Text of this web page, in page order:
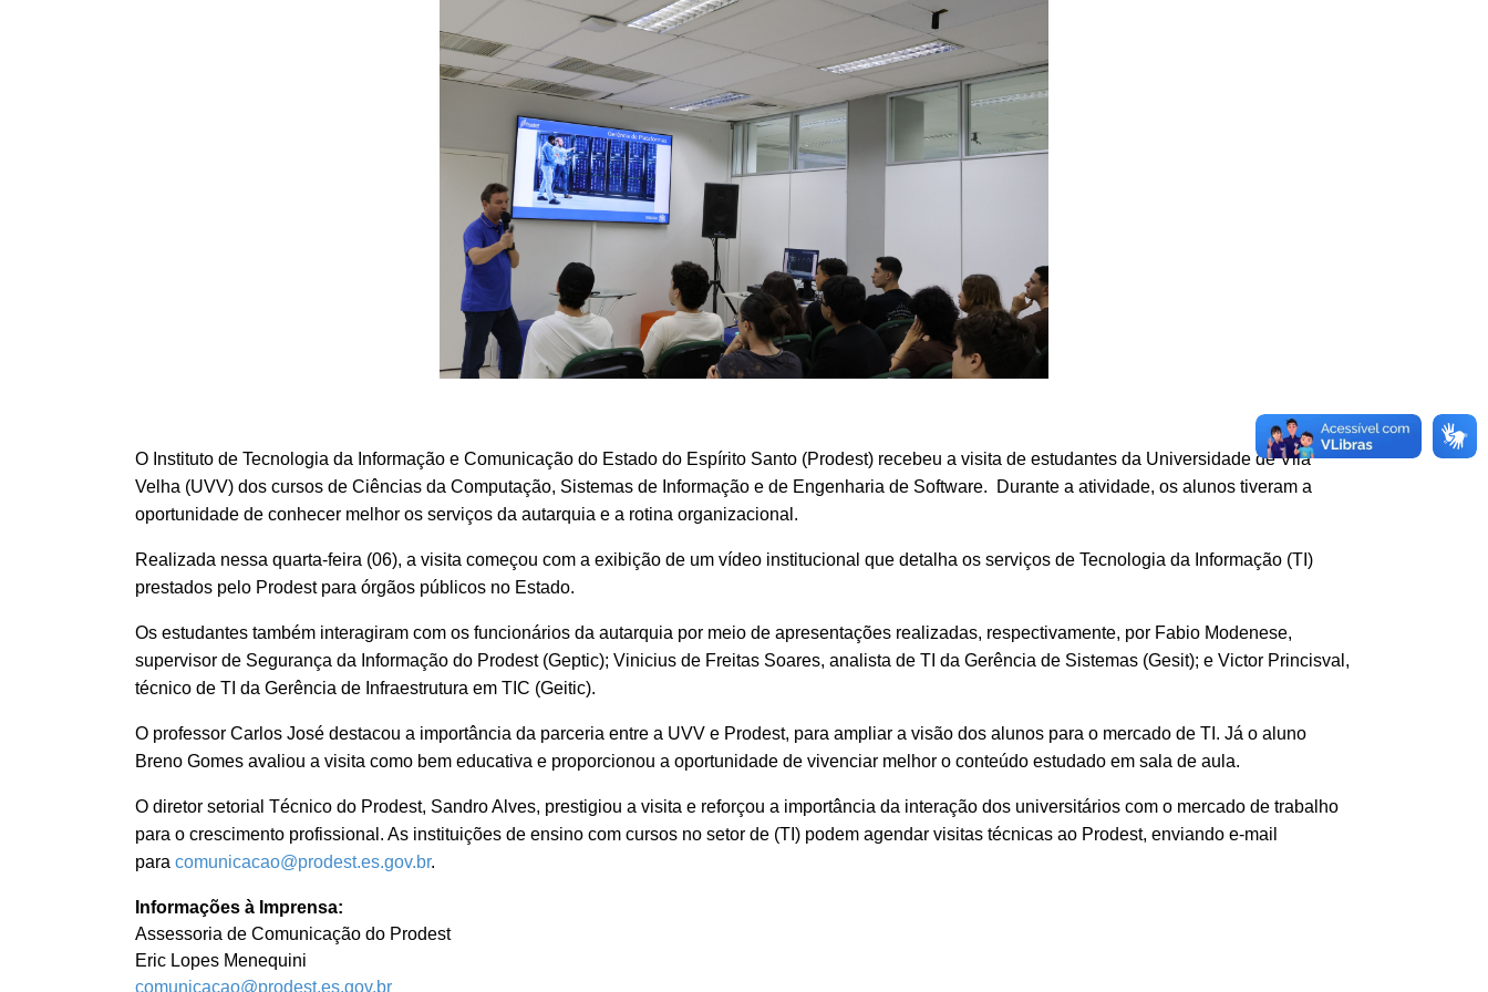
O Instituto de Tecnologia da Informação e Comunicação do Estado do Espírito Santo (Prodest) recebeu a visita de estudantes da Universidade de Vila
Velha (UVV) dos cursos de Ciências da Computação, Sistemas de Informação e de Engenharia de Software. Durante a atividade, os alunos tiveram a
oportunidade de conhecer melhor os serviços da autarquia e a rotina organizacional.
Realizada nessa quarta-feira (06), a visita começou com a exibição de um vídeo institucional que detalha os serviços de Tecnologia da Informação (TI)
prestados pelo Prodest para órgãos públicos no Estado.
Os estudantes também interagiram com os funcionários da autarquia por meio de apresentações realizadas, respectivamente, por Fabio Modenese,
supervisor de Segurança da Informação do Prodest (Geptic); Vinicius de Freitas Soares, analista de TI da Gerência de Sistemas (Gesit); e Victor Princisval,
técnico de TI da Gerência de Infraestrutura em TIC (Geitic).
O professor Carlos José destacou a importância da parceria entre a UVV e Prodest, para ampliar a visão dos alunos para o mercado de TI. Já o aluno
Breno Gomes avaliou a visita como bem educativa e proporcionou a oportunidade de vivenciar melhor o conteúdo estudado em sala de aula.
O diretor setorial Técnico do Prodest, Sandro Alves, prestigiou a visita e reforçou a importância da interação dos universitários com o mercado de trabalho
para o crescimento profissional. As instituições de ensino com cursos no setor de (TI) podem agendar visitas técnicas ao Prodest, enviando e-mail
para comunicacao@prodest.es.gov.br.
Informações à Imprensa:
Assessoria de Comunicação do Prodest
Eric Lopes Menequini
comunicacao@prodest.es.gov.br